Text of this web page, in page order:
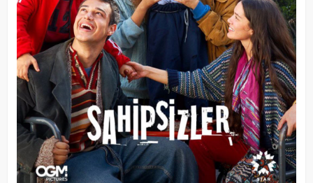
در برزخ هنوز هفده سالشه
بی سرپرست ها